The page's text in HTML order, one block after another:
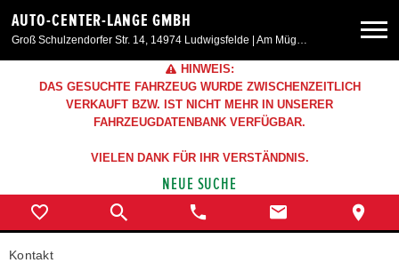
AUTO-CENTER-LANGE GMBH
Groß Schulzendorfer Str. 14, 14974 Ludwigsfelde | Am Müggelpark 45, 15537 Gosen
Neuwagen
Angebote
Service & Zubehör
HINWEIS:
DAS GESUCHTE FAHRZEUG WURDE ZWISCHENZEITLICH
VERKAUFT BZW. IST NICHT MEHR IN UNSERER
FAHRZEUGDATENBANK VERFÜGBAR.
VIELEN DANK FÜR IHR VERSTÄNDNIS.
NEUE SUCHE
Kontakt